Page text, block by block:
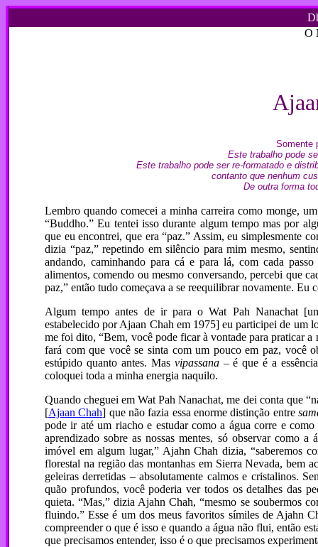
O
Somente
Este trabalho pode
Este trabalho pode ser re-formatado e
contanto que nenhum
De outra forma
Lembro quando comecei a minha carreira como monge,
“Buddho.” Eu tentei isso durante algum tempo mas por
que eu encontrei, que era “paz.” Assim, eu simplesmente
dizia “paz,” repetindo em silêncio para mim mesmo,
andando, caminhando para cá e para lá, com cada
alimentos, comendo ou mesmo conversando, percebi que
paz,” então tudo começava a se reequilibrar novamente. Eu
Algum tempo antes de ir para o Wat Pah Nanachat
estabelecido por Ajaan Chah em 1975] eu participei de um
me foi dito, “Bem, você pode ficar à vontade para praticar a
fará com que você se sinta com um pouco em paz, você
estúpido quanto antes. Mas vipassana– é que é a
coloquei toda a minha energia naquilo.
Quando cheguei em Wat Pah Nanachat, me dei conta que
[Ajaan Chah] que não fazia essa enorme distinção entre
pode ir até um riacho e estudar como a água corre e
aprendizado sobre as nossas mentes, só observar como
imóvel em algum lugar,” Ajahn Chah dizia, “saberemos
florestal na região das montanhas em Sierra Nevada, bem
geleiras derretidas – absolutamente calmos e cristalinos.
quão profundos, você poderia ver todos os detalhes das
quieta. “Mas,” dizia Ajahn Chah, “mesmo se soubermos
fluindo.” Esse é um dos meus favoritos símiles de Ajahn
compreender o que é isso e quando a água não flui, então
que precisamos entender, isso é o que precisamos